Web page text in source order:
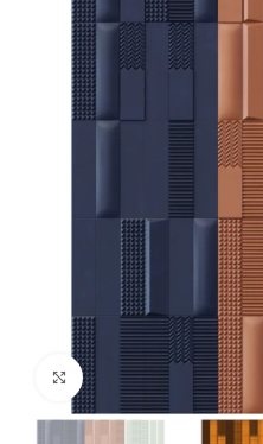
Нажмите, чтобы